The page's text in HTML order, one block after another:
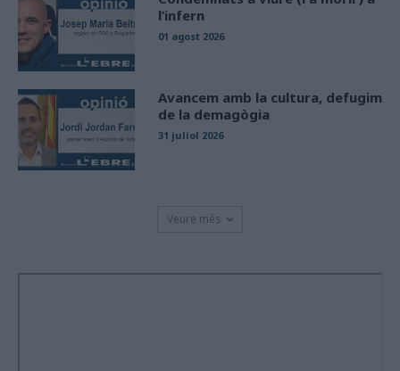
l’infern
01 agost 2026
Avancem amb la cultura, defugim
de la demagògia
31 juliol 2026
Veure més